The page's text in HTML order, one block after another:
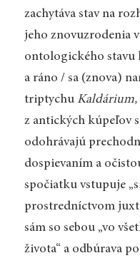
zachytáva stav na
jeho znovuzrodenia
ontologického stavu
a ráno / sa (znova)
triptychuKaldárium,
z antických kúpeľov
odohrávajú
dospievaním a
spočiatku vstupuje „
prostredníctvom
sám so sebou „vo
života“ a odbúrava